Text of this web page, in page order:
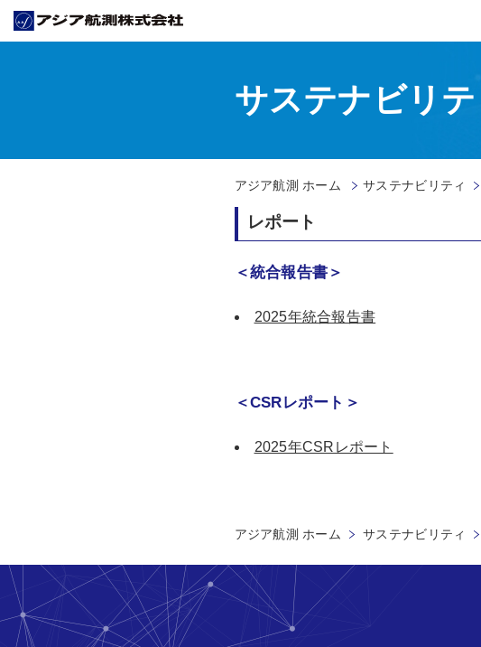
サステナビリテ
アジア航測 ホーム サステナビリティ
レポート
＜統合報告書＞
2025年統合報告書
＜CSRレポート＞
2025年CSRレポート
アジア航測 ホーム サステナビリティ